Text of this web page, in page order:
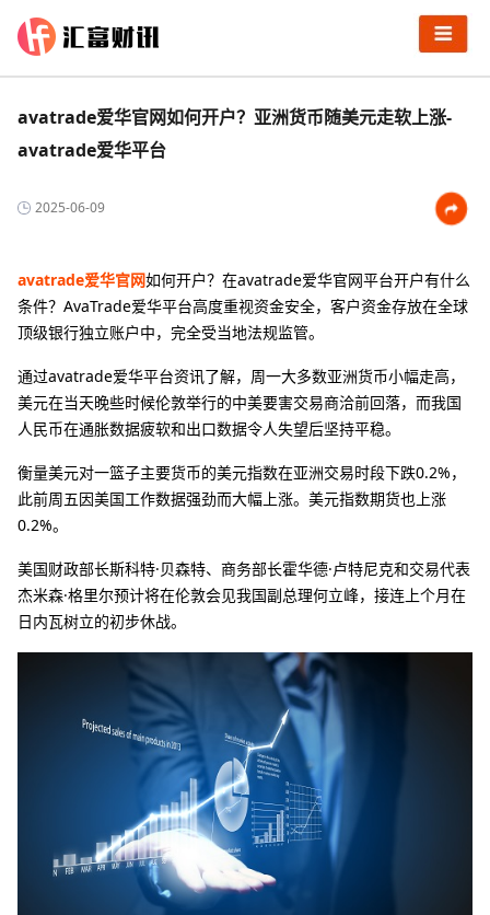
avatrade爱华官网如何开户？亚洲货币随美元走软上涨-
avatrade爱华平台
2025-06-09
avatrade爱华官网如何开户？在avatrade爱华官网平台开户有什么
条件？AvaTrade爱华平台高度重视资金安全，客户资金存放在全球
顶级银行独立账户中，完全受当地法规监管。
通过avatrade爱华平台资讯了解，周一大多数亚洲货币小幅走高，
美元在当天晚些时候伦敦举行的中美要害交易商洽前回落，而我国
人民币在通胀数据疲软和出口数据令人失望后坚持平稳。
衡量美元对一篮子主要货币的美元指数在亚洲交易时段下跌0.2%，
此前周五因美国工作数据强劲而大幅上涨。美元指数期货也上涨
0.2%。
美国财政部长斯科特·贝森特、商务部长霍华德·卢特尼克和交易代表
杰米森·格里尔预计将在伦敦会见我国副总理何立峰，接连上个月在
日内瓦树立的初步休战。